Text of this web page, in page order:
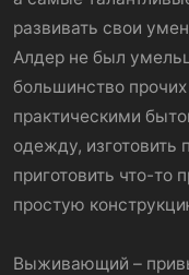
развивать свои
Алдер не был
большинство
практическими
одежду, изготовить
приготовить что-то
простую
Выживающий –